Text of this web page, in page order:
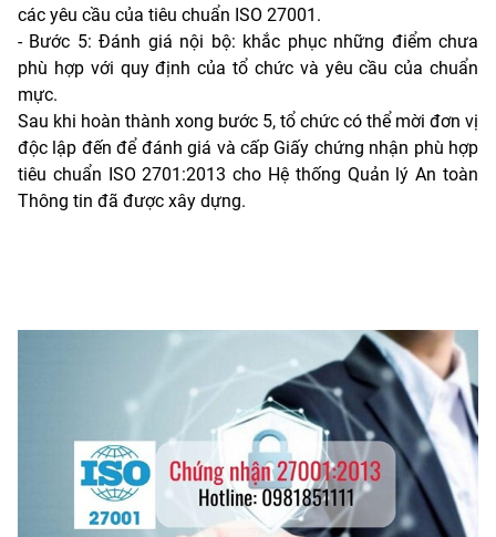
các yêu cầu của tiêu chuẩn ISO 27001.
- Bước 5: Đánh giá nội bộ: khắc phục những điểm chưa
phù hợp với quy định của tổ chức và yêu cầu của chuẩn
mực.
Sau khi hoàn thành xong bước 5, tổ chức có thể mời đơn vị
độc lập đến để đánh giá và cấp Giấy chứng nhận phù hợp
tiêu chuẩn ISO 2701:2013 cho Hệ thống Quản lý An toàn
Thông tin đã được xây dựng.